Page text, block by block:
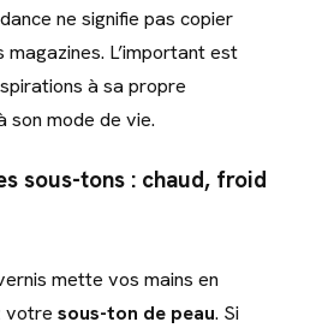
ne signifie pas copier
L’important est
à sa propre
son mode de vie.
sous-tons : chaud, froid
mette vos mains en
votre sous-ton de peau. Si